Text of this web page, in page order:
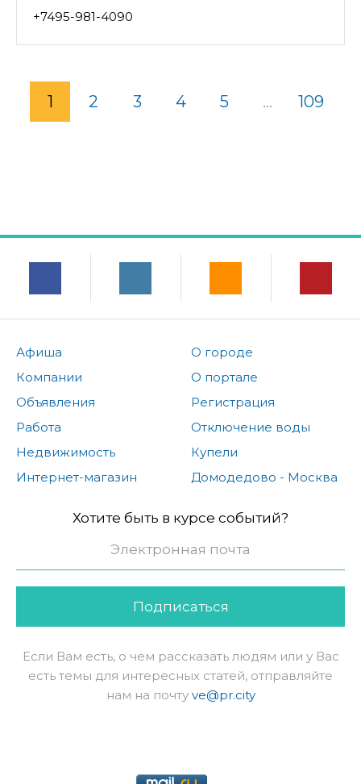
+7495-981-4090
1 2 3 4 5 ... 109
Афиша
Компании
Объявления
Работа
Недвижимость
Интернет-магазин
О городе
О портале
Регистрация
Отключение воды
Купели
Домодедово - Москва
Хотите быть в курсе событий?
Подписаться
Если Вам есть, о чем рассказать людям или у Вас
есть темы для интересных статей, отправляйте
нам на почту ve@pr.city